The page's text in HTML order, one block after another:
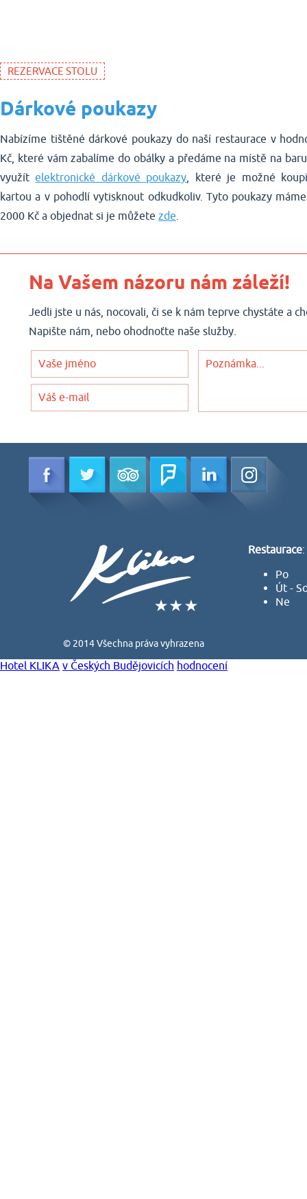
REZERVACE STOLU
Dárkové poukazy
Nabízíme tištěné dárkové poukazy do naší restaurace v
Kč, které vám zabalíme do obálky a předáme na místě na
využítelektronické dárkové poukazy, které je možné
kartou a v pohodlí vytisknout odkudkoliv. Tyto poukazy
2000 Kč a objednat si je můžete zde.
Na Vašem názoru nám záleží!
Jedli jste u nás, nocovali, či se k nám teprve chystáte a
Napište nám, nebo ohodnoťte naše služby.
© 2014 Všechna práva vyhrazena
Restaurace:
Po
Út -
Ne
Hotel KLIKA v Českých Budějovicích hodnocení